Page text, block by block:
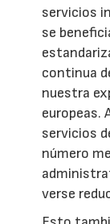
servicios
se
continua
nuestra
europeas.
servicios
número
verse